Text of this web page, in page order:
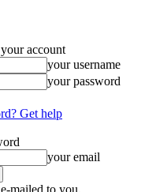
account
your username
your password
Get help
your email
mailed to you.